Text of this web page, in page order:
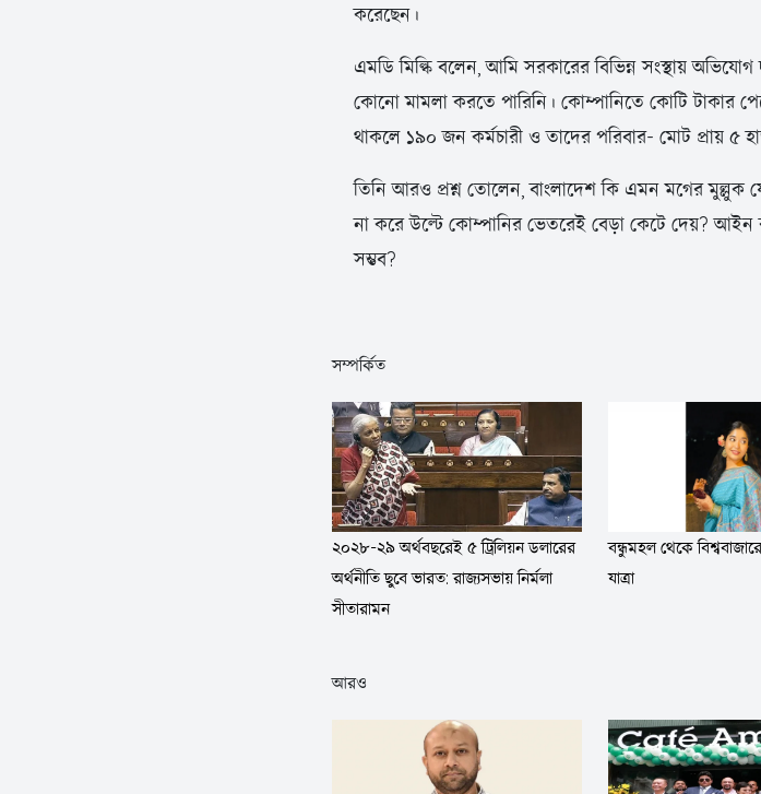
করেছেন।
এমডি মিল্কি বলেন, আমি সরকারের বিভিন্ন সংস্থায়
কোনো মামলা করতে পারিনি। কোম্পানিতে কোটি টাকার
থাকলে ১৯০ জন কর্মচারী ও তাদের পরিবার- মোট প্রায় ৫
তিনি আরও প্রশ্ন তোলেন, বাংলাদেশ কি এমন মগের মুল্লুক
না করে উল্টে কোম্পানির ভেতরেই বেড়া কেটে দেয়?
সম্ভব?
সম্পর্কিত
২০২৮-২৯ অর্থবছরেই ৫ ট্রিলিয়ন ডলারের
অর্থনীতি ছুবে ভারত: রাজ্যসভায় নির্মলা
সীতারামন
বন্ধুমহল থেকে
যাত্রা
আরও